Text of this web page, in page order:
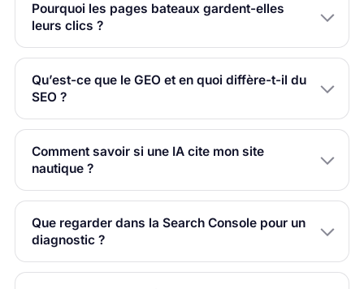
Pourquoi les pages bateaux gardent-elles
leurs clics ?
Qu’est-ce que le GEO et en quoi diffère-t-il du
SEO ?
Comment savoir si une IA cite mon site
nautique ?
Que regarder dans la Search Console pour un
diagnostic ?